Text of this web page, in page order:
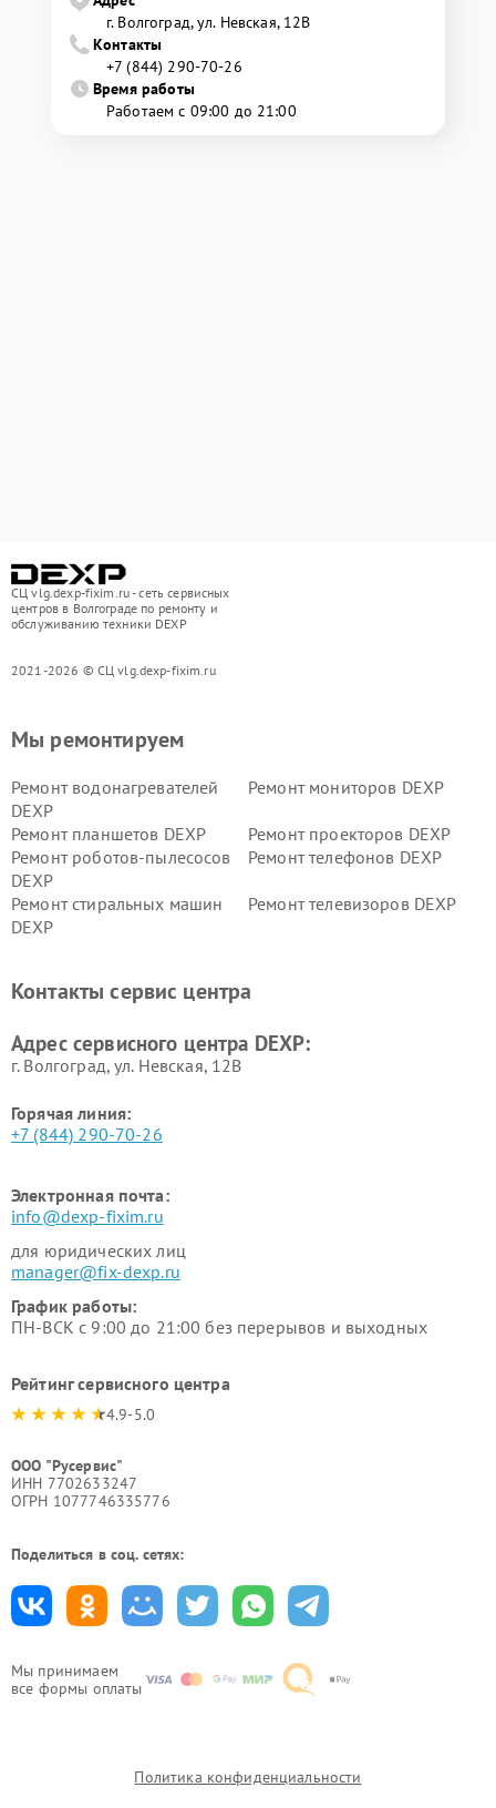
г. Волгоград, ул. Невская, 12В
Контакты
+7 (844) 290-70-26
Время работы
Работаем с 09:00 до 21:00
СЦ vlg.dexp-fixim.ru - сеть сервисных
центров в Волгограде по ремонту и
обслуживанию техники DEXP
2021-2026 © СЦ vlg.dexp-fixim.ru
Мы принимаем
все формы оплаты
Мы ремонтируем
Ремонт водонагревателей
DEXP
Ремонт мониторов DEXP
Ремонт планшетов DEXP
Ремонт проекторов DEXP
Ремонт роботов-пылесосов
DEXP
Ремонт телефонов DEXP
Ремонт стиральных машин
DEXP
Ремонт телевизоров DEXP
Ремонт серверов DEXP
Ремонт мини пк DEXP
Контакты сервис центра
Адрес сервисного центра DEXP:
г. Волгоград, ул. Невская, 12В
Горячая линия:
+7 (844) 290-70-26
Электронная почта:
info@dexp-fixim.ru
для юридических лиц
manager@fix-dexp.ru
График работы:
ПН-ВСК с 9:00 до 21:00 без перерывов и выходных
Рейтинг сервисного центра
4.9-5.0
ООО "Русервис"
ИНН 7702633247
ОГРН 1077746335776
Поделиться в соц. сетях:
Политика конфиденциальности